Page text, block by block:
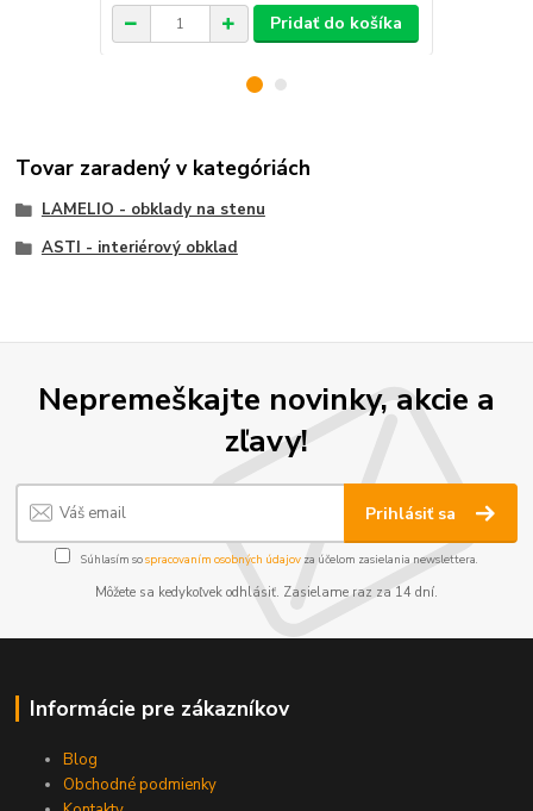
Pridať do košíka
Tovar zaradený v kategóriách
LAMELIO - obklady na stenu
ASTI - interiérový obklad
Nepremeškajte novinky, akcie a
zľavy!
Prihlásiť sa
Súhlasím sospracovaním osobných údajov za účelom zasielania newslettera.
Môžete sa kedykoľvek odhlásiť. Zasielame raz za 14 dní.
Informácie pre zákazníkov
Blog
Obchodné podmienky